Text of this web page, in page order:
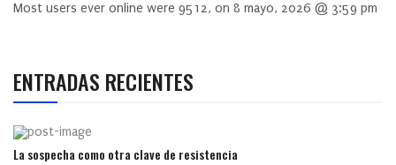
Most users ever online were 9512, on 8 mayo, 2026 @ 3:59 pm
ENTRADAS RECIENTES
La sospecha como otra clave de resistencia